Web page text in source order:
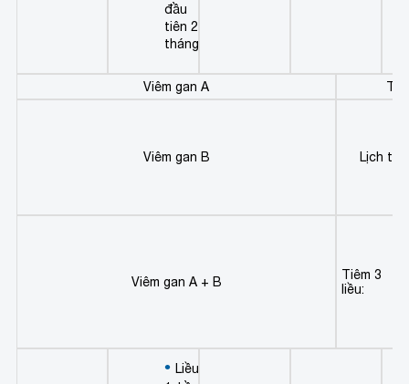
đầu
tiên 2
tháng
Viêm gan A
Viêm gan B Lịch
Viêm gan A + B
Tiêm 3
liều:
Liều